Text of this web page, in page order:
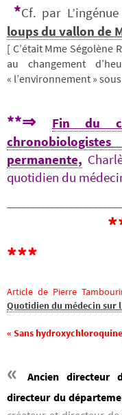
*Cf. par L’ingénue
loups du vallon de
[ C’était Mme Ségolène
au changement
« l’environnement »
**⇒
Fin du
permanente,
quotidien du
***
***
Article de Pierre
Quotidien du médecin sur
« Sans
«
Ancien directeur
directeur du